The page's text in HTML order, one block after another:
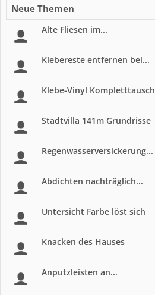
Neue Themen
Alte Fliesen im...
Klebereste entfernen bei...
Klebe-Vinyl Kompletttausch
Stadtvilla 141m Grundrisse
Regenwasserversickerung...
Abdichten nachträglich...
Untersicht Farbe löst sich
Knacken des Hauses
Anputzleisten an...